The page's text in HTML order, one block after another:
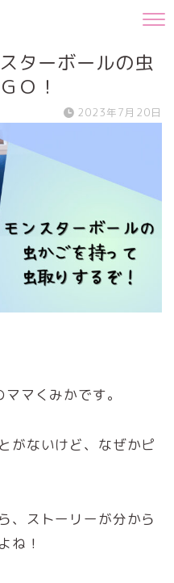
ターボールの虫
Ｏ！
2023年7月20日
マくみかです。
がないけど、なぜかピ
、ストーリーが分から
ね！